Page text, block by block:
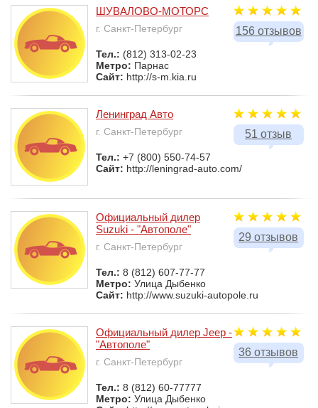
156 отзывов
ШУВАЛОВО-МОТОРС
г. Санкт-Петербург
Тел.: (812) 313-02-23
Метро: Парнас
Сайт: http://s-m.kia.ru
51 отзыв
Ленинград Авто
г. Санкт-Петербург
Тел.: +7 (800) 550-74-57
Сайт: http://leningrad-auto.com/
29 отзывов
Официальный дилер
Suzuki - "Автополе"
г. Санкт-Петербург
Тел.: 8 (812) 607-77-77
Метро: Улица Дыбенко
Сайт: http://www.suzuki-autopole.ru
36 отзывов
Официальный дилер Jeep -
"Автополе"
г. Санкт-Петербург
Тел.: 8 (812) 60-77777
Метро: Улица Дыбенко